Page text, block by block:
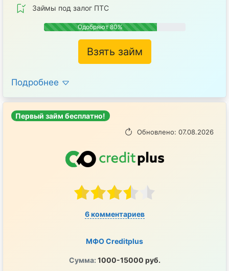
Займы под залог ПТС
Одобряют 80%
Взять займ
Подробнее
Первый займ бесплатно!
Обновлено: 07.08.2026
6 комментариев
МФО Creditplus
Сумма: 1000-15000 руб.